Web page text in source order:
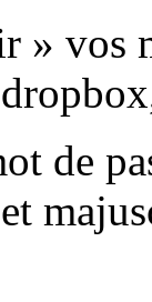
vos
de